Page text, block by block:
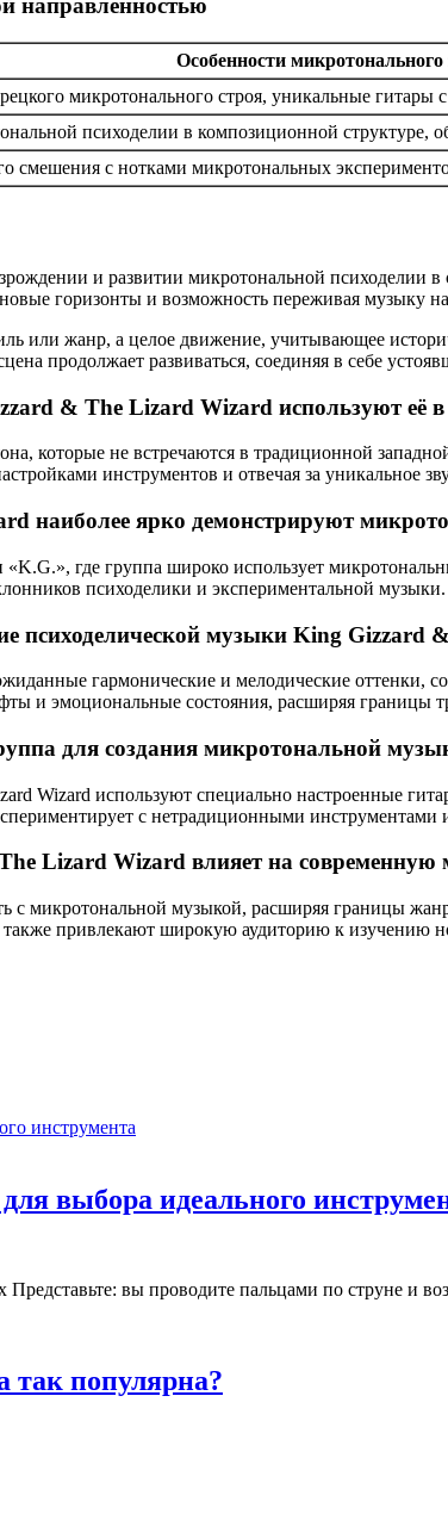
направленностью
Особенности микротонального
микротонального строя, уникальные гитары
психоделии в композиционной структуре,
смешения с нотками микротональных
и развитии микротональной психоделии в
горизонты и возможность переживая музыку
или жанр, а целое движение, учитывающее
продолжает развиваться, соединяя в себе
& The Lizard Wizard используют её в
которые не встречаются в традиционной
инструментов и отвечая за уникальное
наиболее ярко демонстрируют
где группа широко использует
психоделики и экспериментальной музыки.
психоделической музыки King Gizzard
гармонические и мелодические оттенки,
и эмоциональные состояния, расширяя границы
для создания микротональной
Wizard используют специально настроенные
с нетрадиционными
Lizard Wizard влияет на современную
с микротональной музыкой, расширяя границы
привлекают широкую аудиторию к изучению
выбора идеального
вы проводите пальцами по струне и
так популярна?